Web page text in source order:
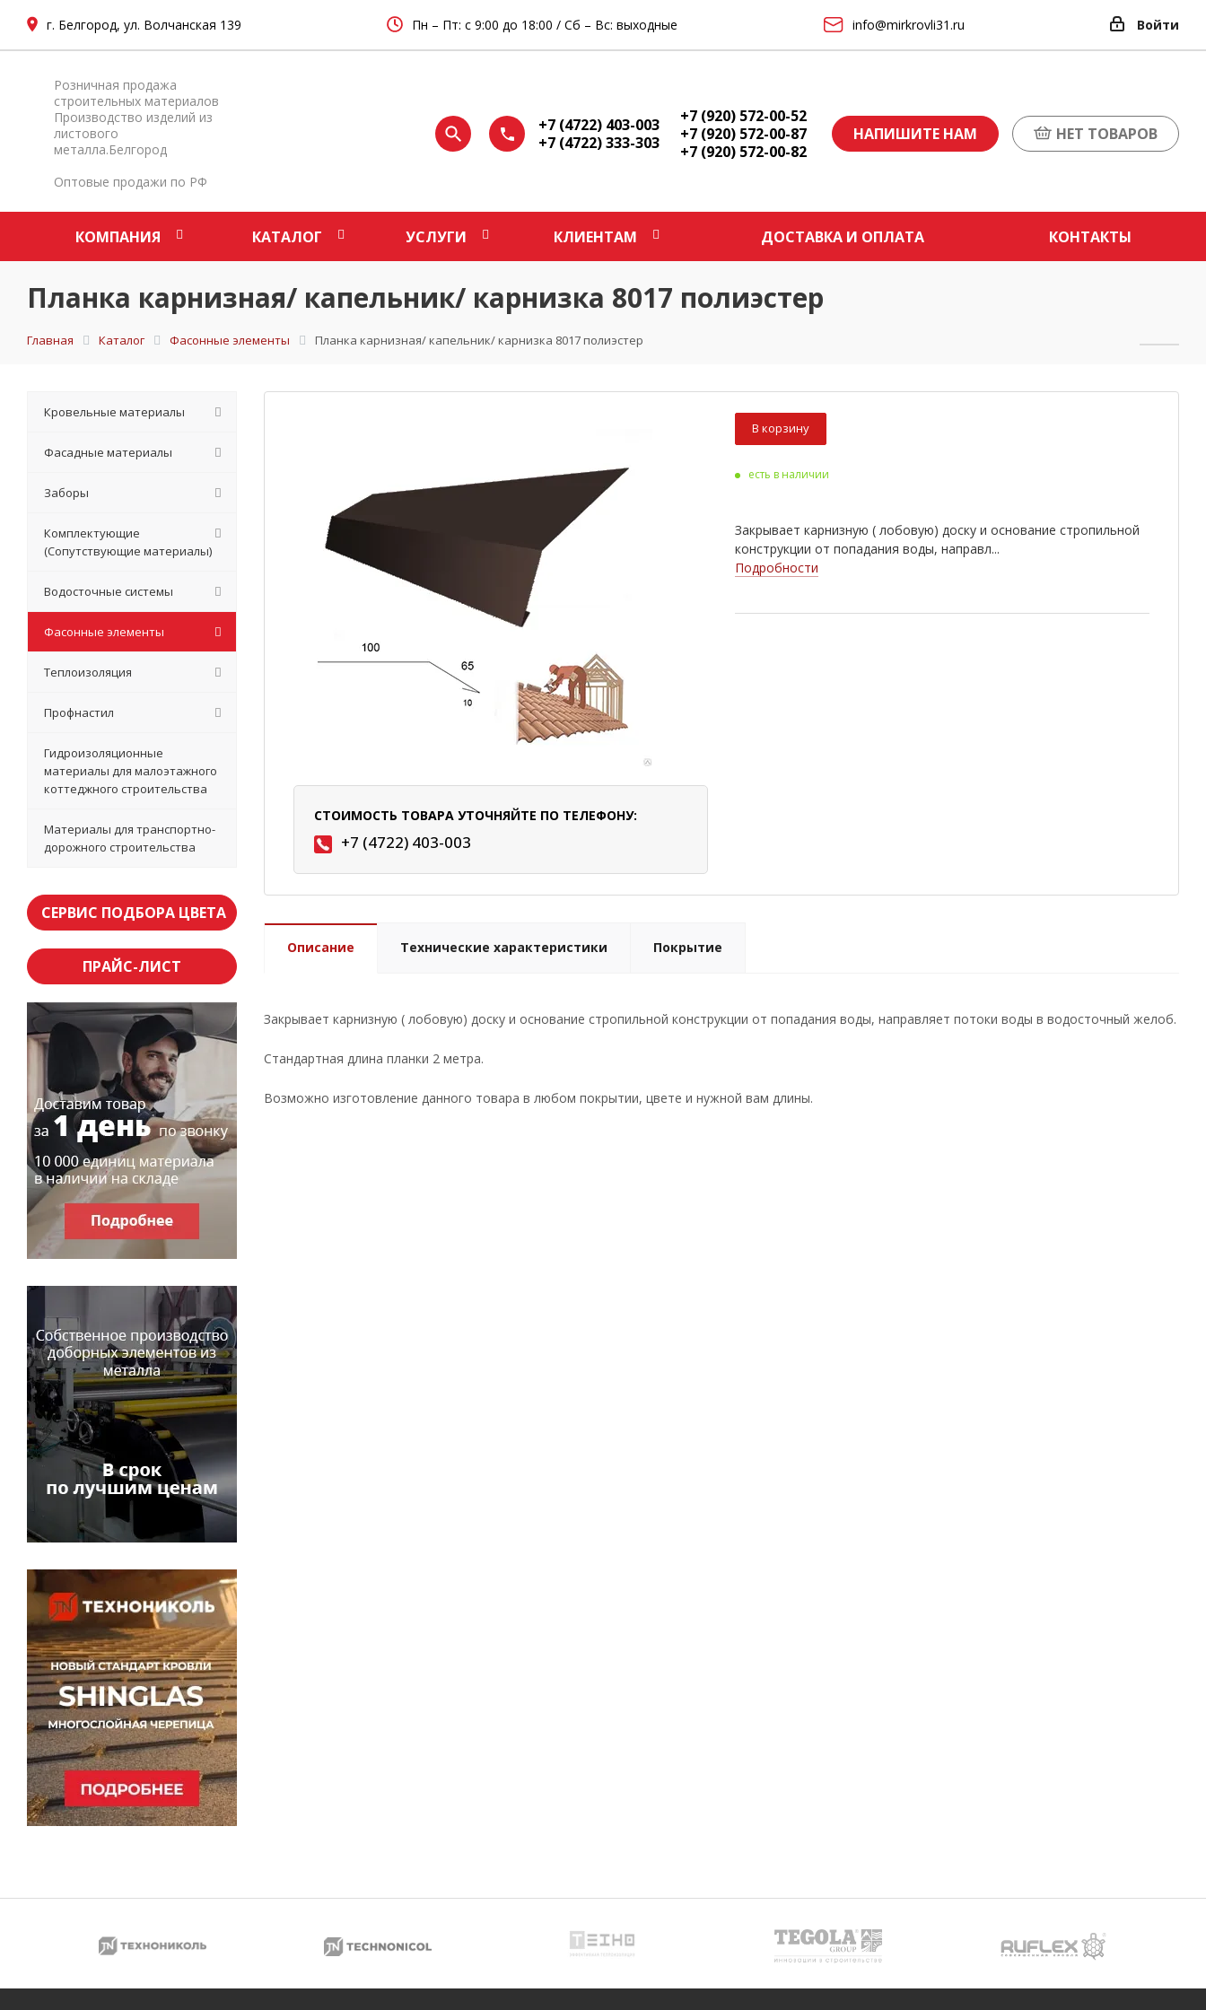
г. Белгород, ул. Волчанская 139 Пн – Пт: с 9:00 до 18:00 / Сб – Вс: выходные info@mirkrovli31.ru Войти
Розничная продажа
строительных материалов
Производство изделий из
листового
металла.Белгород
Оптовые продажи по РФ
+7 (4722) 403-003
+7 (4722) 333-303
+7 (920) 572-00-52
+7 (920) 572-00-87
+7 (920) 572-00-82
НАПИШИТЕ НАМ НЕТ ТОВАРОВ
КОМПАНИЯ КАТАЛОГ УСЛУГИ КЛИЕНТАМ ДОСТАВКА И ОПЛАТА КОНТАКТЫ
Планка карнизная/ капельник/ карнизка 8017 полиэстер
Главная Каталог Фасонные элементы Планка карнизная/ капельник/ карнизка 8017 полиэстер
СТОИМОСТЬ ТОВАРА УТОЧНЯЙТЕ ПО ТЕЛЕФОНУ:
+7 (4722) 403-003
В корзину
есть в наличии
Закрывает карнизную ( лобовую) доску и основание стропильной
конструкции от попадания воды, направл...
Подробности
Описание Технические характеристики Покрытие
Закрывает карнизную ( лобовую) доску и основание стропильной конструкции от попадания воды, направляет потоки воды в водосточный желоб.
Стандартная длина планки 2 метра.
Возможно изготовление данного товара в любом покрытии, цвете и нужной вам длины.
Кровельные материалы
Фасадные материалы
Заборы
Комплектующие
(Сопутствующие материалы)
Водосточные системы
Фасонные элементы
Теплоизоляция
Профнастил
Гидроизоляционные
материалы для малоэтажного
коттеджного строительства
Материалы для транспортно-
дорожного строительства
СЕРВИС ПОДБОРА ЦВЕТА
ПРАЙС-ЛИСТ